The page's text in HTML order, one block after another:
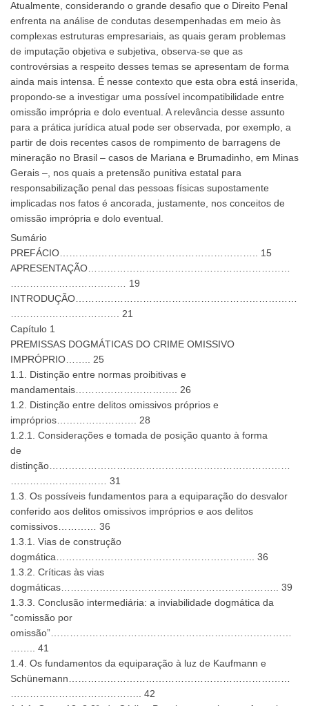
Atualmente, considerando o grande desafio que o Direito Penal
enfrenta na análise de condutas desempenhadas em meio às
complexas estruturas empresariais, as quais geram problemas
de imputação objetiva e subjetiva, observa-se que as
controvérsias a respeito desses temas se apresentam de forma
ainda mais intensa. É nesse contexto que esta obra está inserida,
propondo-se a investigar uma possível incompatibilidade entre
omissão imprópria e dolo eventual. A relevância desse assunto
para a prática jurídica atual pode ser observada, por exemplo, a
partir de dois recentes casos de rompimento de barragens de
mineração no Brasil – casos de Mariana e Brumadinho, em Minas
Gerais –, nos quais a pretensão punitiva estatal para
responsabilização penal das pessoas físicas supostamente
implicadas nos fatos é ancorada, justamente, nos conceitos de
omissão imprópria e dolo eventual.
Sumário
PREFÁCIO…………………………………………………….. 15
APRESENTAÇÃO………………………………………………………
……………………………… 19
INTRODUÇÃO……………………………………………………………
……………………………. 21
Capítulo 1
PREMISSAS DOGMÁTICAS DO CRIME OMISSIVO
IMPRÓPRIO…….. 25
1.1. Distinção entre normas proibitivas e
mandamentais………………………….. 26
1.2. Distinção entre delitos omissivos próprios e
impróprios……………………. 28
1.2.1. Considerações e tomada de posição quanto à forma
de
distinção…………………………………………………………………
………………………… 31
1.3. Os possíveis fundamentos para a equiparação do desvalor
conferido aos delitos omissivos impróprios e aos delitos
comissivos………… 36
1.3.1. Vias de construção
dogmática…………………………………………………….. 36
1.3.2. Críticas às vias
dogmáticas………………………………………………………….. 39
1.3.3. Conclusão intermediária: a inviabilidade dogmática da
“comissão por
omissão”…………………………………………………………………
…….. 41
1.4. Os fundamentos da equiparação à luz de Kaufmann e
Schünemann……………………………………………………………
………………………………….. 42